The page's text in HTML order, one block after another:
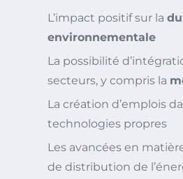
L’impact positif sur la
environnementale
La possibilité
secteurs, y compris la
La création d’emplois
technologies propres
Les avancées en
de distribution de